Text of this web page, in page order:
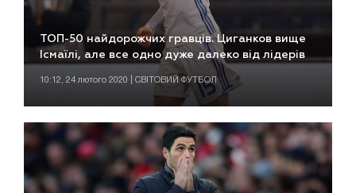
ТОП-50 найдорожчих гравців. Циганков вище
Ісмаїлі, але все одно дуже далеко від лідерів
10:12, 24 лютого 2020 | СВІТОВИЙ ФУТБОЛ